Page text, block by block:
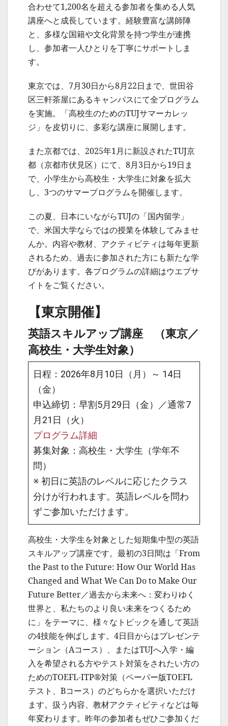
合わせて1,200名を超える参加者を集める人気
講座へと成長しています。経験豊富な講師陣
と、多様な国籍や文化背景を持つ学生が連携
し、参加者一人ひとりを丁寧にサポートしま
す。
東京では、7月30日から8月22日まで、世田谷
区三軒茶屋にあるキャンパスにて全プログラム
を実施。「高校生のためのTUJサマーカレッ
ジ」を皮切りに、多彩な講座に展開します。
また京都では、2025年1月に新設されたTUJ京
都（京都市伏見区）にて、8月3日から19日ま
で、小学生から高校生・大学生に対象を拡大
し、3つのサマープログラムを開催します。
この夏、日本にいながらTUJの「国内留学」
で、米国大学ならではの授業を体験してみませ
んか。内容や教材、アクティビティは毎年更新
されるため、過去に参加された方にも新たな学
びがあります。各プログラムの詳細はウエブサ
イトをご覧ください。
【東京開催】
英語スキルアップ講座 （東京／
高校生・大学生対象）
日程：2026年8月10日（月）～ 14日
（金）
申込締切：早割5月29日（金）／通常7
月21日（火）
プログラム詳細
募集対象：高校生・大学生（学年不
問）
※ 初日に英語のレベルに応じたクラス
分けが行われます。英語レベルを問わ
ずご参加いただけます。
高校生・大学生を対象とした短期集中型の英語
スキルアップ講座です。最初の3日間は「From
the Past to the Future: How Our World Has
Changed and What We Can Do to Make Our
Future Better／過去から未来へ：変わりゆく
世界と、私たちのより良い未来をつくるため
に」をテーマに、様々なトピックを通して英語
の4技能を伸ばします。4日目からはプレゼンテ
ーション（Aコース）、またはTUJへ入学・編
入を希望される方やテスト対策をされたい方の
ためのTOEFL-ITP®対策（ペーパー版TOEFL
テスト、Bコース）のどちらかを選択いただけ
ます。扱う内容、教材アクティビティなどは毎
年変わります。昨年の参加者もぜひご参加くだ